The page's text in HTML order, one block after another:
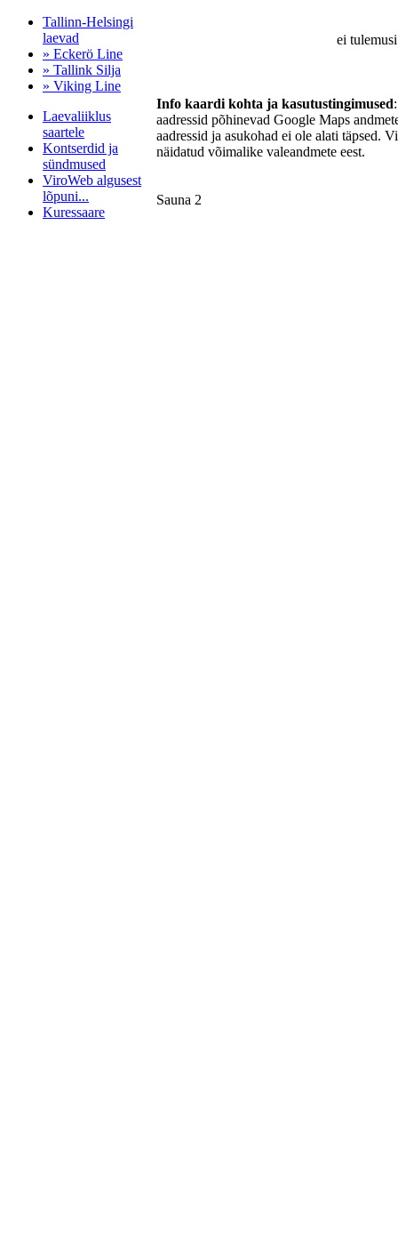
Tallinn-Helsingi
laevad
» Eckerö Line
» Tallink Silja
» Viking Line
Laevaliiklus
saartele
Kontserdid ja
sündmused
ViroWeb algusest
lõpuni...
Kuressaare
ei
Info kaardi kohta ja kasutustingimused
aadressid põhinevad Google Maps
aadressid ja asukohad ei ole alati täpsed.
näidatud võimalike valeandmete eest.
Sauna 2